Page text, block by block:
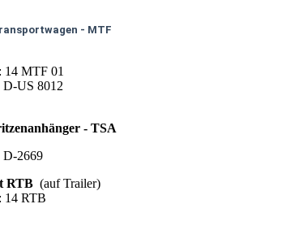
- MTF
14 MTF 01
D-US 8012
- TSA
D-2669
RTB (auf Trailer)
14 RTB